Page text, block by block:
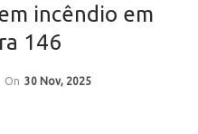
incêndio em
146
On 30 Nov, 2025